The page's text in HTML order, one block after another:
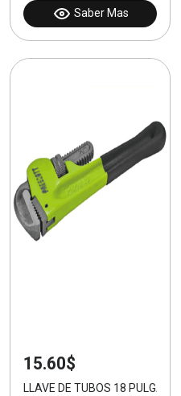
Saber Mas
15.60$
LLAVE DE TUBOS 18 PULGADAS